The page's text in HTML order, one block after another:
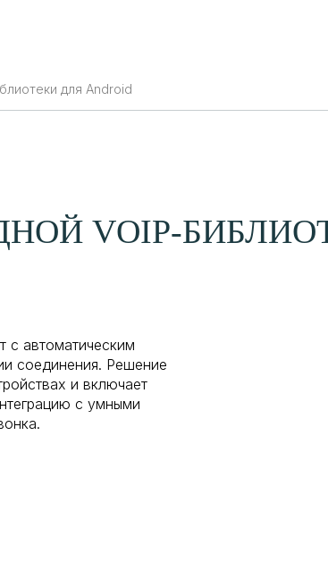
для Android
VOIP-
с автоматическим
соединения. Решение
и включает
с умными